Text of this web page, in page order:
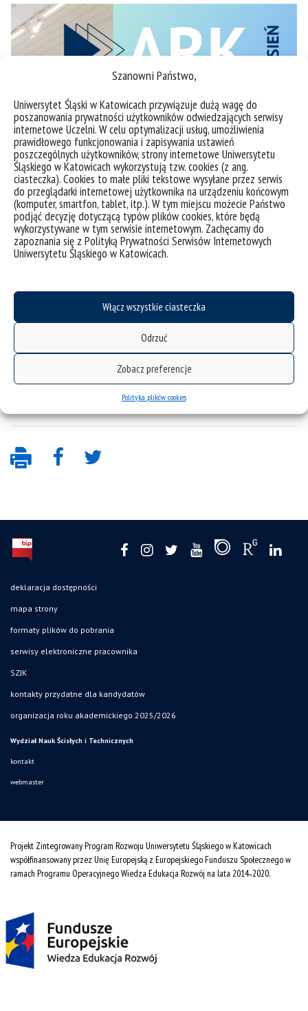
Szanowni Państwo,
Uniwersytet Śląski w Katowicach przywiązuje dużą wagę do
poszanowania prywatności użytkowników odwiedzających serwisy
internetowe Uczelni. W celu optymalizacji usług, umożliwienia
prawidłowego funkcjonowania i zapisywania ustawień
poszczególnych użytkowników, strony internetowe Uniwersytetu
Śląskiego w Katowicach wykorzystują tzw. cookies (z ang.
ciasteczka). Cookies to małe pliki tekstowe wysyłane przez serwis
do przeglądarki internetowej użytkownika na urządzeniu końcowym
(komputer, smartfon, tablet, itp.). W tym miejscu możecie Państwo
podjąć decyzję dotyczącą typów plików cookies, które będą
wykorzystywane w tym serwisie internetowym. Zachęcamy do
zapoznania się z Polityką Prywatności Serwisów Internetowych
Uniwersytetu Śląskiego w Katowicach.
Włącz wszystkie ciasteczka
Odrzuć
Zobacz preferencje
Polityka plików cookies
deklaracja dostępności
mapa strony
formaty plików do pobrania
serwisy elektroniczne pracownika
SZJK
kontakty przydatne dla kandydatów
organizacja roku akademickiego 2025/2026
Wydział Nauk Ścisłych i Technicznych
kontakt
webmaster
Projekt Zintegrowany Program Rozwoju Uniwersytetu Śląskiego w Katowicach
współfinansowany przez Unię Europejską z Europejskiego Funduszu Społecznego w
ramach Programu Operacyjnego Wiedza Edukacja Rozwój na lata 2014˗2020.